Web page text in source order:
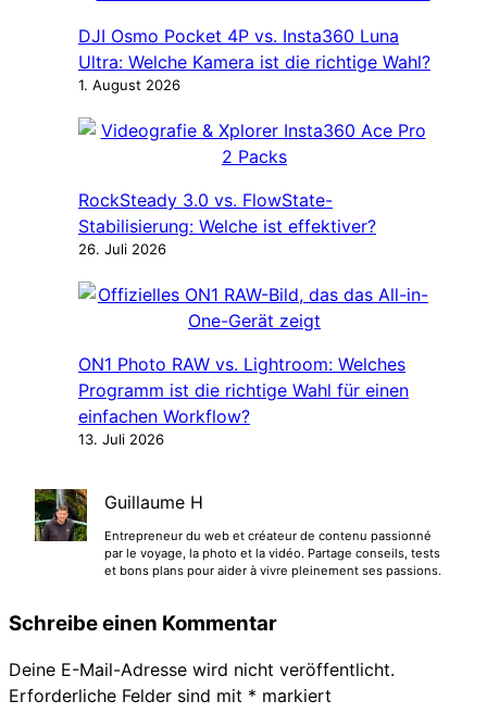
DJI Osmo Pocket 4P vs. Insta360 Luna
Ultra: Welche Kamera ist die richtige Wahl?
1. August 2026
RockSteady 3.0 vs. FlowState-
Stabilisierung: Welche ist effektiver?
26. Juli 2026
ON1 Photo RAW vs. Lightroom: Welches
Programm ist die richtige Wahl für einen
einfachen Workflow?
13. Juli 2026
Guillaume H
Entrepreneur du web et créateur de contenu passionné
par le voyage, la photo et la vidéo. Partage conseils, tests
et bons plans pour aider à vivre pleinement ses passions.
Schreibe einen Kommentar
Deine E-Mail-Adresse wird nicht veröffentlicht.
Erforderliche Felder sind mit * markiert